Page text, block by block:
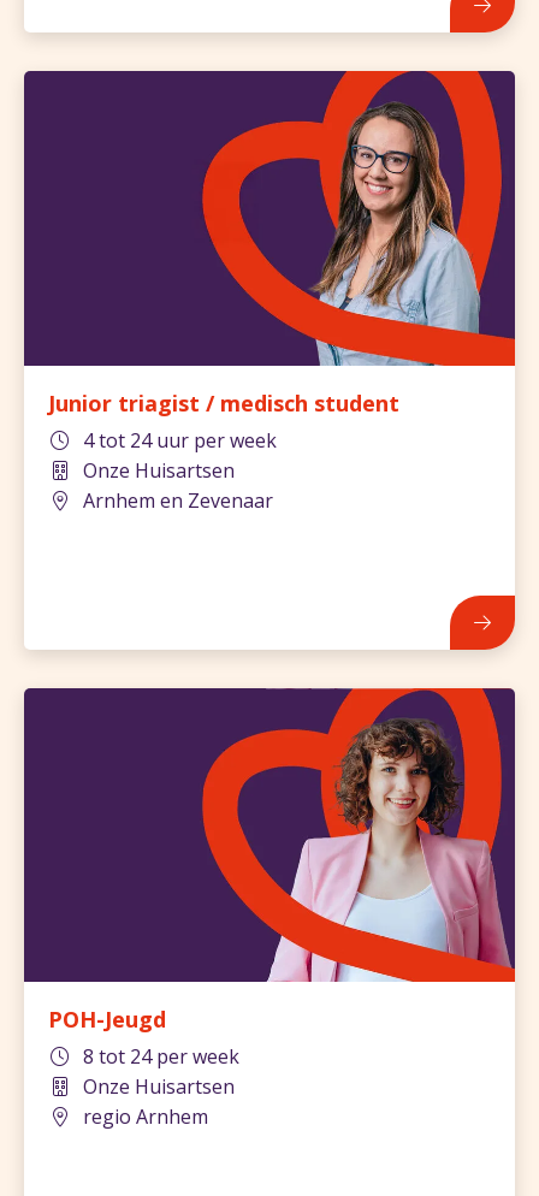
Junior triagist / medisch student
4 tot 24 uur per week
Onze Huisartsen
Arnhem en Zevenaar
POH-Jeugd
8 tot 24 per week
Onze Huisartsen
regio Arnhem